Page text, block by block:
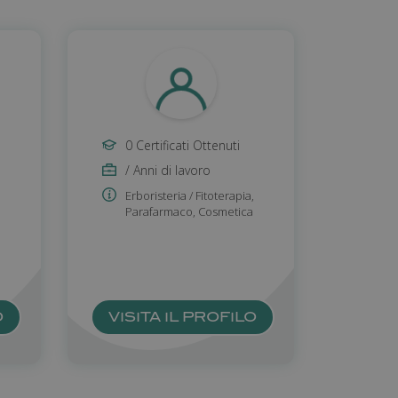
0 Certificati Ottenuti
/ Anni di lavoro
Erboristeria / Fitoterapia,
Parafarmaco, Cosmetica
VISITA IL PROFILO
Universal
viene utilizzato
limitando la
Analytics per